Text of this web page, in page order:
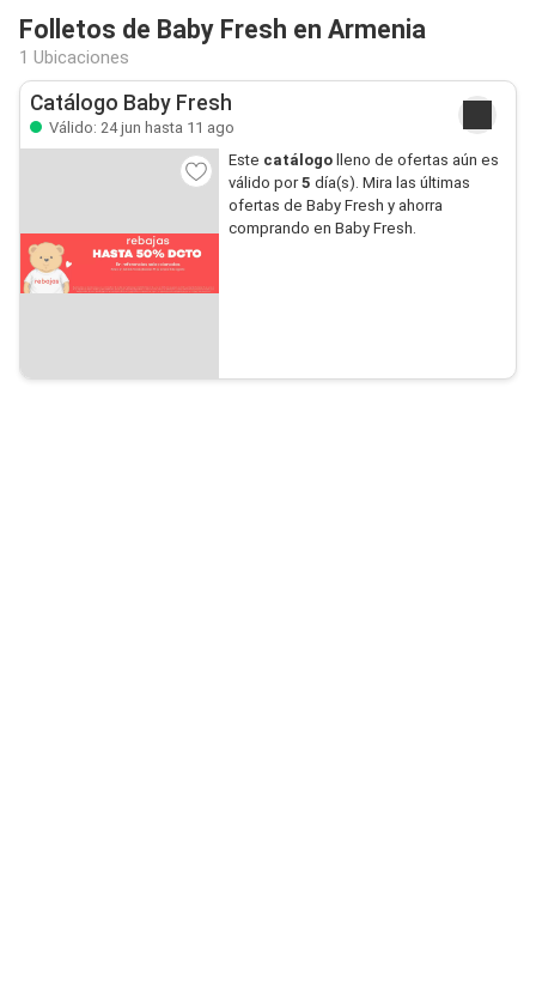
Folletos de Baby Fresh en Armenia
1 Ubicaciones
Catálogo Baby Fresh
Válido: 24 jun hasta 11 ago
Este catálogolleno de ofertas aún es
válido por5 día(s). Mira las últimas
ofertas de Baby Fresh y ahorra
comprando en Baby Fresh.